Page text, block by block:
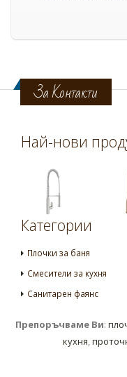
За Контакти
Най-нови
Категории
Плочки за баня
Смесители за кухня
Санитарен фаянс
Препоръчваме Ви:
кухня,